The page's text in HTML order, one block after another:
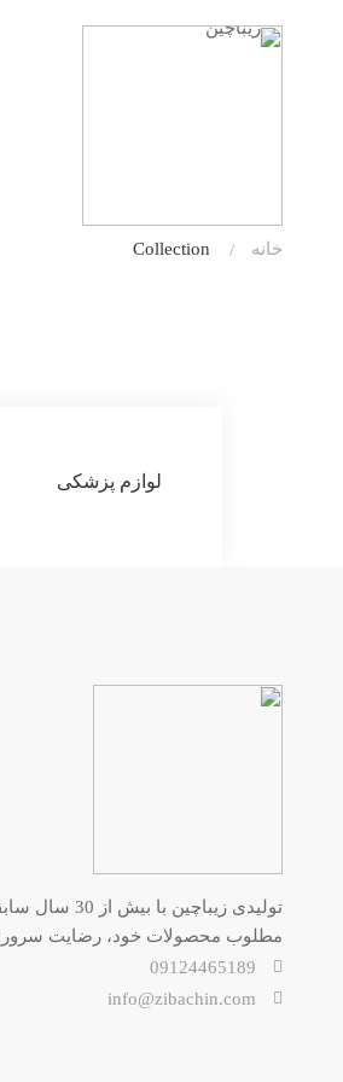
خانه Collection
لوازم پزشکی
تولیدی
مطلوب محصولات خود، رضایت
09124465189
info@zibachin.com